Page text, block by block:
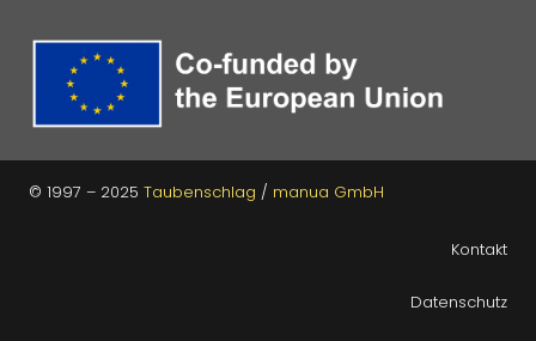
© 1997 – 2025 Taubenschlag / manua GmbH
Kontakt
Datenschutz